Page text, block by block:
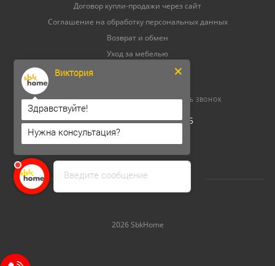
Договор купли-продажи через сайт
Соглашение на обработку персональных данных
Возврат и обмен
Уход за мебелью
8 (800) 500-52-16 ЗАКАЗАТЬ ЗВОНОК
ОГРНИП 304264520800165
ИНН 262300156302
2026 SbkHome
Введите сообщение
Виктория
Здравствуйте!
Нужна консультация?